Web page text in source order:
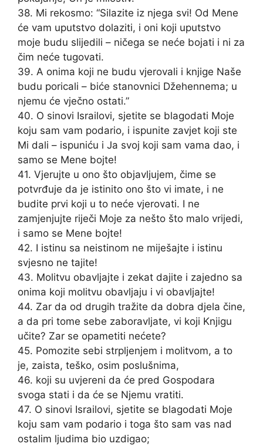
38. Mi rekosmo: “Silazite iz njega svi! Od Mene
će vam uputstvo dolaziti, i oni koji uputstvo
moje budu slijedili – ničega se neće bojati i ni za
čim neće tugovati.
39. A onima koji ne budu vjerovali i knjige Naše
budu poricali – biće stanovnici Džehennema; u
njemu će vječno ostati.”
40. O sinovi Israilovi, sjetite se blagodati Moje
koju sam vam podario, i ispunite zavjet koji ste
Mi dali – ispuniću i Ja svoj koji sam vama dao, i
samo se Mene bojte!
41. Vjerujte u ono što objavljujem, čime se
potvrđuje da je istinito ono što vi imate, i ne
budite prvi koji u to neće vjerovati. I ne
zamjenjujte riječi Moje za nešto što malo vrijedi,
i samo se Mene bojte!
42. I istinu sa neistinom ne miješajte i istinu
svjesno ne tajite!
43. Molitvu obavljajte i zekat dajite i zajedno sa
onima koji molitvu obavljaju i vi obavljajte!
44. Zar da od drugih tražite da dobra djela čine,
a da pri tome sebe zaboravljate, vi koji Knjigu
učite? Zar se opametiti nećete?
45. Pomozite sebi strpljenjem i molitvom, a to
je, zaista, teško, osim poslušnima,
46. koji su uvjereni da će pred Gospodara
svoga stati i da će se Njemu vratiti.
47. O sinovi Israilovi, sjetite se blagodati Moje
koju sam vam podario i toga što sam vas nad
ostalim ljudima bio uzdigao;